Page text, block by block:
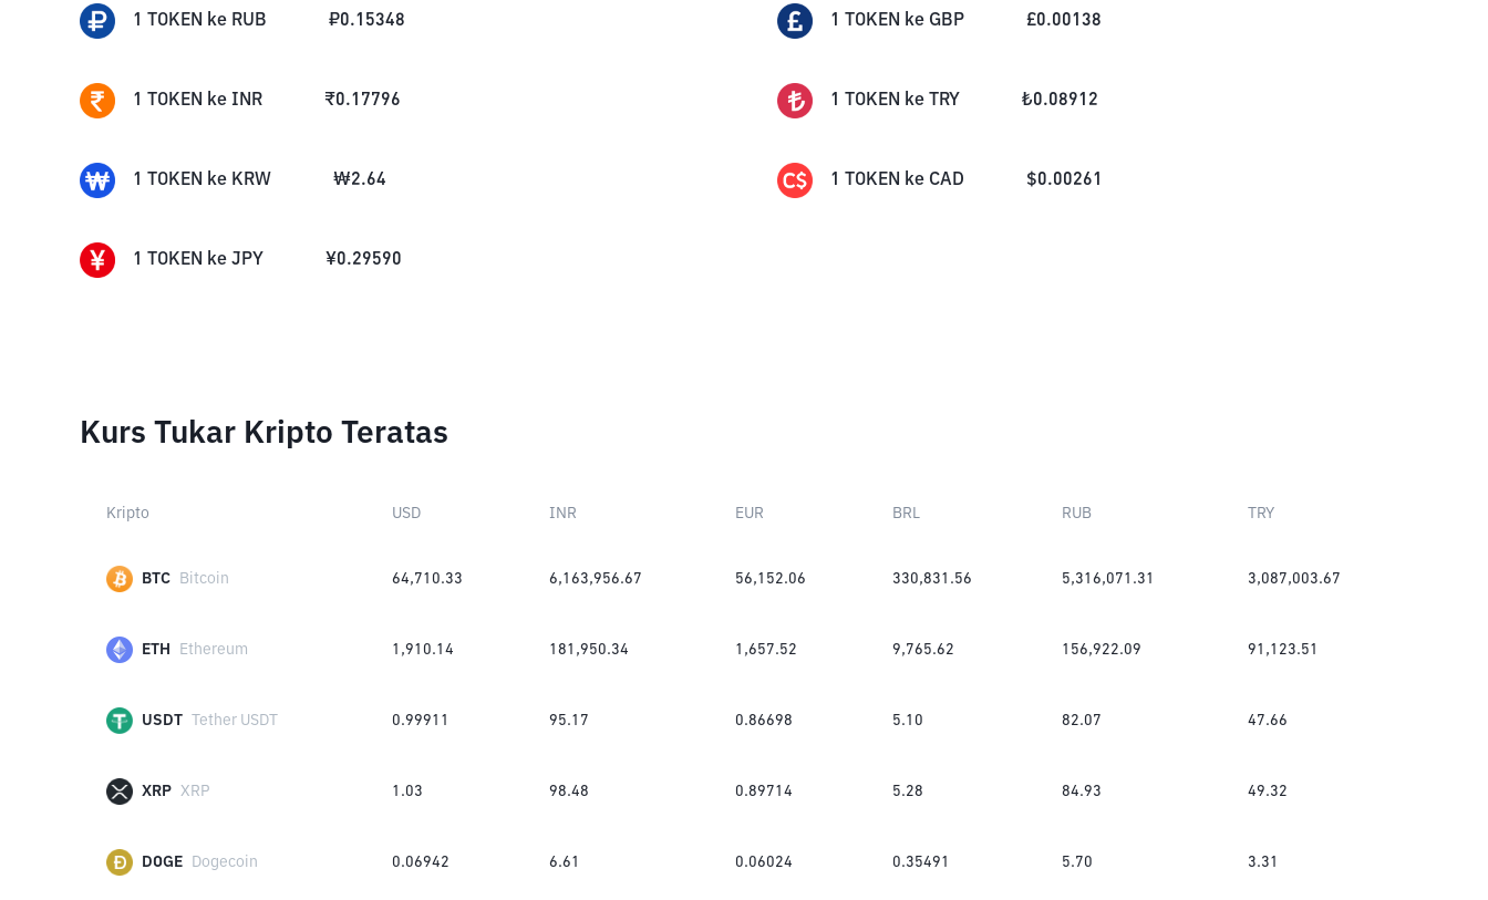
1 TOKEN ke RUB ₽0.15348 1 TOKEN ke GBP £0.00138
1 TOKEN ke INR ₹0.17796 1 TOKEN ke TRY ₺0.08912
1 TOKEN ke KRW ₩2.64 1 TOKEN ke CAD $0.00261
1 TOKEN ke JPY ¥0.29590
Kurs Tukar Kripto Teratas
Kripto USD INR EUR BRL RUB TRY
BTC Bitcoin 64,710.33 6,163,956.67 56,152.06 330,831.56 5,316,071.31 3,087,003.67
ETH Ethereum 1,910.14 181,950.34 1,657.52 9,765.62 156,922.09 91,123.51
USDT Tether USDT 0.99911 95.17 0.86698 5.10 82.07 47.66
XRP XRP 1.03 98.48 0.89714 5.28 84.93 49.32
DOGE Dogecoin 0.06942 6.61 0.06024 0.35491 5.70 3.31